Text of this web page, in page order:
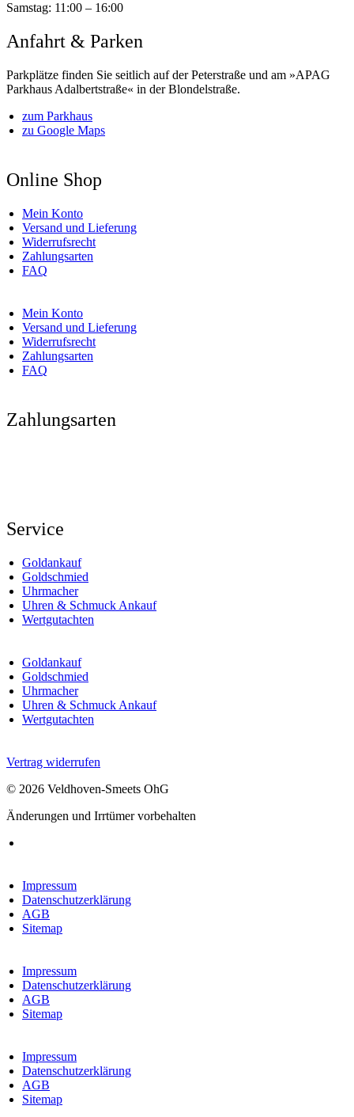
Samstag: 11:00 – 16:00
Anfahrt & Parken
Parkplätze finden Sie seitlich auf der Peterstraße und am »APAG
Parkhaus Adalbertstraße« in der Blondelstraße.
zum Parkhaus
zu Google Maps
Online Shop
Mein Konto
Versand und Lieferung
Widerrufsrecht
Zahlungsarten
FAQ
Mein Konto
Versand und Lieferung
Widerrufsrecht
Zahlungsarten
FAQ
Zahlungsarten
Service
Goldankauf
Goldschmied
Uhrmacher
Uhren & Schmuck Ankauf
Wertgutachten
Goldankauf
Goldschmied
Uhrmacher
Uhren & Schmuck Ankauf
Wertgutachten
Vertrag widerrufen
© 2026 Veldhoven-Smeets OhG
Änderungen und Irrtümer vorbehalten
Impressum
Datenschutzerklärung
AGB
Sitemap
Impressum
Datenschutzerklärung
AGB
Sitemap
Impressum
Datenschutzerklärung
AGB
Sitemap